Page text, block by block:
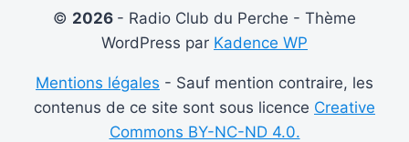
© 2026 - Radio Club du Perche - Thème
WordPress par Kadence WP
Mentions légales - Sauf mention contraire, les
contenus de ce site sont sous licence Creative
Commons BY-NC-ND 4.0.